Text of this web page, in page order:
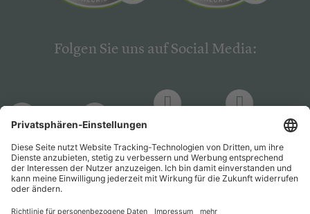
Folgen Sie uns auf Social Media:
PsychJOB PsychJOB
Hogrefe
Verlag
Hogrefe
Verlag